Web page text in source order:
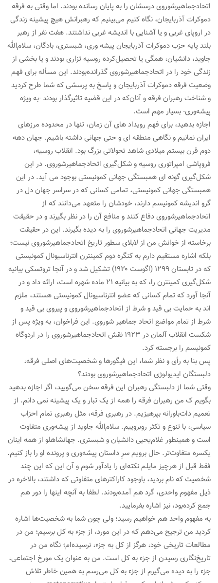
اتحادجماهیرشوروی درسشان را به پایان رسانده بودند. اما وقتی به فرقه
دموکرات آذربایجان، نگاه کنیم می‌بینیم که رهبرانش هیچ پیشینه زندگی
در اروپای غربی و یا آشنایی با اندیشه غربی نداشتند. هفت نفر از رهبر
بلند پایه حزب دموکرات آذربایجان پیشه وری، شبستری، بادگان، سلام‌الله
جاوید، دانشیان، همگی یا تحصیل‌کرده روسیه تزاری بودند و یا بخشی از
زندگی خود را در اتحادجماهیرشوروی گذرانده‌بودند. این مسأله برای فهم
وضعیت فرقه دموکرات آذربایجان و پاسخ به پرسشی که شما طرح کردید
و شناخت رهبران فرقه و آنان‌که در این قضیه تاثیرگذار بودند -به ویژه
پیشه‌وری- بسیار مهم است.
اجازه بدهید، برای فهم رویداد های آن زمان، تنها در محدوده مرزهای
ایران نمانیم و نگاهی منطقه ای و حتی جهانی داشته باشیم. جهان دهه
دوم قرن بیستم میلادی شاهد تحولاتی بزرگ بود. انقلاب روسیه،
فروپاشی امپراتوری روسیه و شکل‌گیری اتحادجماهیرشوروی. در این
شکل‌گیری گونه ای همبستگی جهانی کمونیستی بوجود می آید. در این
همبستگی جهانی کمونیستی، تمامی کسانی که در سراسر جهان دل در
گرو اندیشه کمونیسم دارند، خودشان را متعهد می‌دانند که از
اتحادجماهیرشوروی دفاع کنند و منافع آن را در نظر بگیرند و در حقیقت
مدیریت جهانی اتحادجماهیرشوروی را به دیده بگیرند. این در حقیقت
برخاسته از خوانش من از لابلای سطور تاریخ اتحادجماهیرشوروی نیست؛
بلکه اشاره مستقیم دارم به کنگره دوم کمینترن انترناسیونال کمونیستی
که در تابستان ۱۲۹۹ (اگوست ۱۹۲۰) تشکیل شد و در آنجا تروتسکی بیانیه
شکل‌گیری کمینترن را، که به بیانیه ۲۱ ماده شهره است، ارائه داد و در
آنجا آورد که تمام کسانی که عضو انترناسیونال کمونیستی هستند، ملزم
اند به حمایت بی قید و شرط از اتحادجماهیرشوروی و پیروی بی قید و
شرط از تمام مواضع اتحاد جماهیر شوروی. این فراخوان، به ویژه پس از
شکست انقلاب آلمان در ۱۹۲۳ نقش اتحادجماهیرشوروی را در اردوگاه
کمونیسم را برجسته کرد.
پس بنا به رأی و نظر شما، این فیگورها و شخصیت‌های اصلی فرقه،
دلبستگان ایدیولوژی اتحادجماهیرشوروی بودند؟
وقتی شما از دلبستگی رهبران این فرقه سخن می‌گویید، اگر اجازه بدهید
بگویم ک من رهبران فرقه را همه از یک تبار و یک پیشینه نمی دانم. از
تعمیم ذات‌باورانه بپرهیزیم. در رهبری فرقه، مثل رهبری تمام احزاب
سیاسی، با تنوع و تکثر روبروییم. سلام‌الله جاوید از پیشه‌وری متفاوت
است و همینطور غلام‌یحیی دانشیان و شبستری. جهانشاهلو از همه اینان
یکسره متفاوت‌تر. حال برویم سرِ داستان پیشه‌وری و پرونده او را باز کنیم.
فقط قبل از هرچیز مایلم نکته‌ای را یادآور شوم و آن این که این چند
شخصیت که نام بردید، باوجود کاراکترهای متفاوتی که داشتند، بالاخره در
ذیل مفهوم واحدی، گرد هم آمده‌بودند. لطفا به آنچه اینها را دور هم
جمع کرده‌بود، نیز اشاره بفرمایید.
به مفهوم واحد هم خواهیم رسید؛ ولی چون شما به شخصیت‌ها اشاره
کردید من ترجیح می‌دهم که در این مورد، از جزء به کل برسیم؛‌ من در
مطالعات تاریخی خود، هرگز از کل به جزء، نرسیده‌ام؛ نگاه من در
تاریخ‌نگاری رسیدن از جزء به کل است. من به عنوان یک مورخ اجتماعی،
جزء را به دیده می‌گیرم از جزء به کل می‌رسم به همین خاطر تلاش